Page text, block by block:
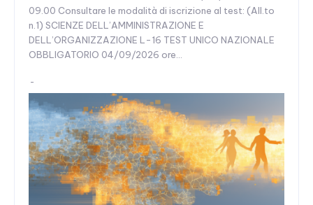
09.00 Consultare le modalità di iscrizione al test: (All.to
n.1) SCIENZE DELL’AMMINISTRAZIONE E
DELL’ORGANIZZAZIONE L-16 TEST UNICO NAZIONALE
OBBLIGATORIO 04/09/2026 ore...
-